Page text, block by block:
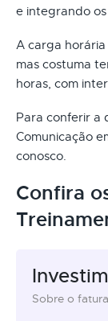
e integrando
A carga
mas costuma
horas, com
Para conferir a
Comunicação
conosco.
Confira
Sobre o